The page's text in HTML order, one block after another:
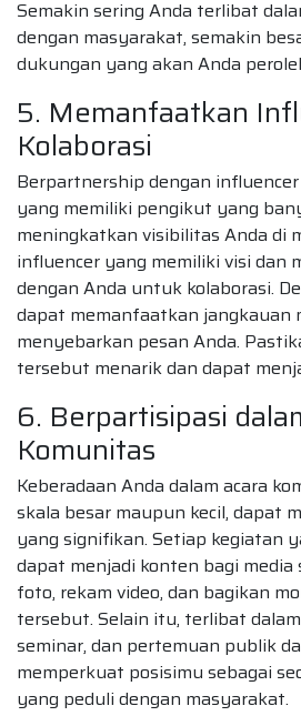
Semakin sering Anda terlibat
dengan masyarakat, semakin
dukungan yang akan Anda
5. Memanfaatkan
Kolaborasi
Berpartnership dengan
yang memiliki pengikut yang
meningkatkan visibilitas Anda di
influencer yang memiliki visi dan
dengan Anda untuk kolaborasi.
dapat memanfaatkan jangkauan
menyebarkan pesan Anda.
tersebut menarik dan dapat
6. Berpartisipasi
Komunitas
Keberadaan Anda dalam acara
skala besar maupun kecil, dapat
yang signifikan. Setiap kegiatan
dapat menjadi konten bagi media
foto, rekam video, dan bagikan
tersebut. Selain itu, terlibat
seminar, dan pertemuan publik
memperkuat posisimu sebagai
yang peduli dengan masyarakat.